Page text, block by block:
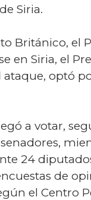
Siria.
Británico, el
en Siria, el
optó
a votar,
24
de
el Centro